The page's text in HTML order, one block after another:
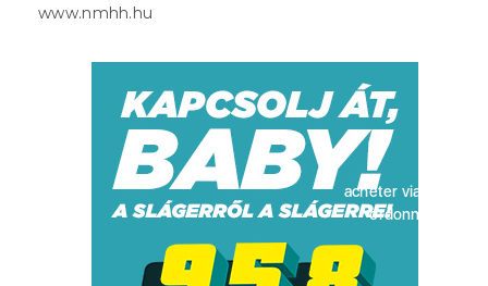
www.nmhh.hu
acheter viagra sans
ordonnance